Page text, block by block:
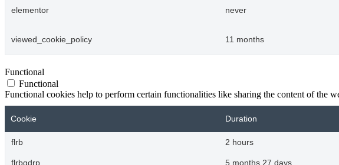
elementor never
viewed_cookie_policy 11 months
Functional
Functional
Functional cookies help to perform certain functionalities like sharing the content of the
Cookie Duration
flrb 2 hours
flrbgdrp 5 months 27 days